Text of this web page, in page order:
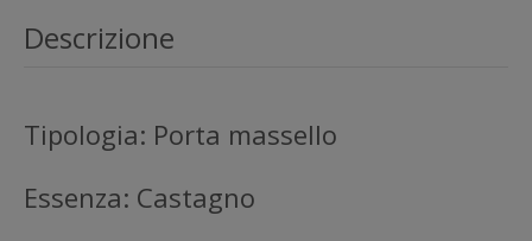
Descrizione
Tipologia: Porta massello
Essenza: Castagno